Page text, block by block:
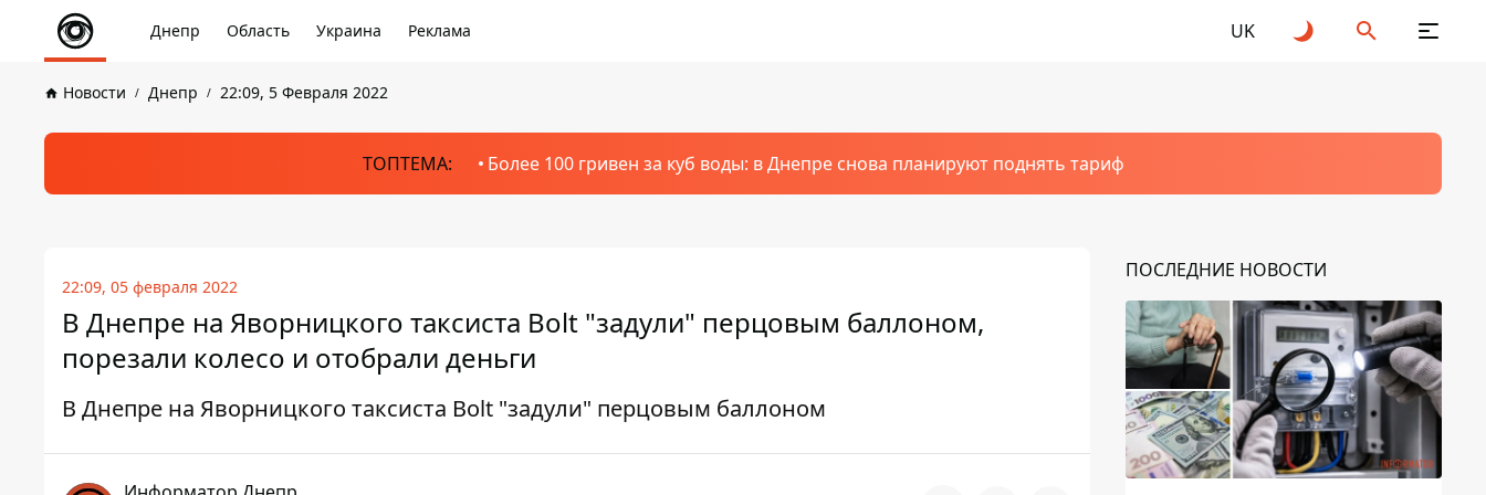
Днепр Область Украина Реклама UK
Новости Днепр 22:09, 5 Февраля 2022
ТОПТЕМА: Более 100 гривен за куб воды: в Днепре снова планируют поднять тариф
22:09, 05 февраля 2022
В Днепре на Яворницкого таксиста Bolt "задули" перцовым баллоном,
порезали колесо и отобрали деньги
В Днепре на Яворницкого таксиста Bolt "задули" перцовым баллоном
ПОСЛЕДНИЕ НОВОСТИ